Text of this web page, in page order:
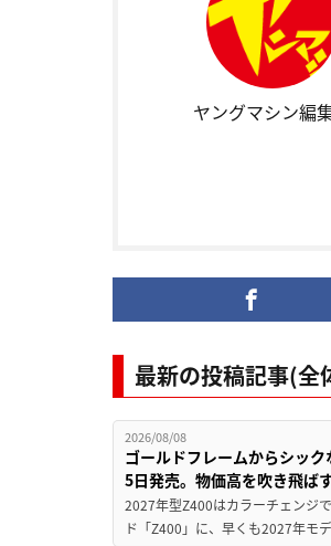
ヤングマシン編
最新の投稿記事(全
2026/08/08
ゴールドフレームからシッ
5日発売。物価高を吹き飛ば
2027年型Z400はカラーチェンジ
ド「Z400」に、早くも2027年モ